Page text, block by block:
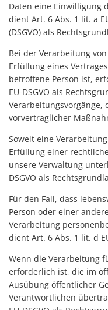
Daten eine Einwilligung
dient Art. 6 Abs. 1 lit. a
(DSGVO) als
Bei der Verarbeitung
Erfüllung eines
betroffene Person ist,
EU-DSGVO als
vorvertraglicher
Soweit eine
Erfüllung einer
unsere Verwaltung
DSGVO als
Für den Fall, dass
Person oder einer
Verarbeitung
dient Art. 6 Abs. 1 lit. d
Wenn die Verarbeitung
erforderlich ist, die im
Ausübung öffentlicher
Verantwortlichen